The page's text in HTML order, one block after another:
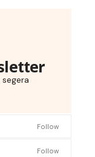
Follow
Follow